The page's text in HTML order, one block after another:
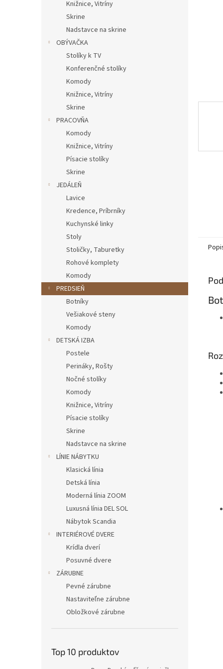
Knižnice, Vitríny
Skrine
Nadstavce na skrine
OBÝVAČKA
Stolíky k TV
Konferenčné stolíky
Komody
Knižnice, Vitríny
Skrine
PRACOVŇA
Komody
Knižnice, Vitríny
Písacie stolíky
Skrine
JEDÁLEŇ
Lavice
Kredence, Príbrníky
Kuchynské linky
Stoly
Stoličky, Taburetky
Rohové komplety
Komody
PREDSIEŇ
Botníky
Vešiakové steny
Komody
DETSKÁ IZBA
Postele
Perináky, Rošty
Nočné stolíky
Komody
Knižnice, Vitríny
Písacie stolíky
Skrine
Nadstavce na skrine
LÍNIE NÁBYTKU
Klasická línia
Detská línia
Moderná línia ZOOM
Luxusná línia DEL SOL
Nábytok Scandia
INTERIÉROVÉ DVERE
Krídla dverí
Posuvné dvere
ZÁRUBNE
Pevné zárubne
Nastaviteľne zárubne
Obložkové zárubne
Top 10 produktov